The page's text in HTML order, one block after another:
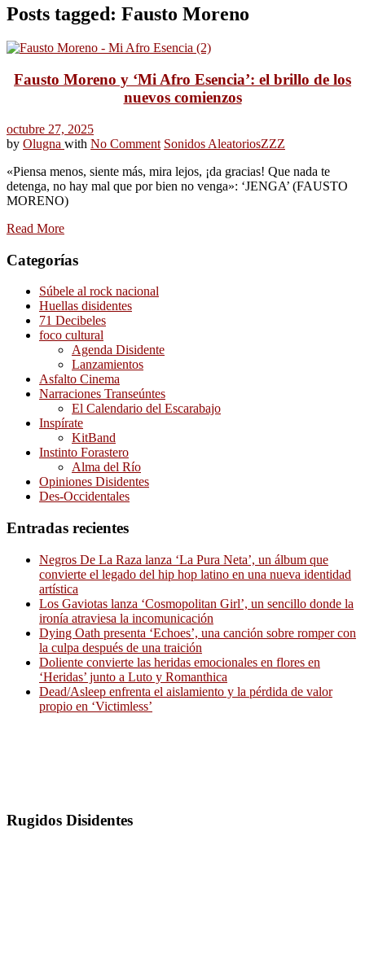
Posts tagged: Fausto Moreno
Fausto Moreno y ‘Mi Afro Esencia’: el brillo de los
nuevos comienzos
octubre 27, 2025
by Olugna with No Comment Sonidos AleatoriosZZZ
«Piensa menos, siente más, mira lejos, ¡da gracias! Que nada te
detenga, no hay mal que por bien no venga»: ‘JENGA’ (FAUSTO
MORENO)
Read More
Categorías
Súbele al rock nacional
Huellas disidentes
71 Decibeles
foco cultural
Agenda Disidente
Lanzamientos
Asfalto Cinema
Narraciones Transeúntes
El Calendario del Escarabajo
Inspírate
KitBand
Instinto Forastero
Alma del Río
Opiniones Disidentes
Des-Occidentales
Entradas recientes
Negros De La Raza lanza ‘La Pura Neta’, un álbum que
convierte el legado del hip hop latino en una nueva identidad
artística
Los Gaviotas lanza ‘Cosmopolitan Girl’, un sencillo donde la
ironía atraviesa la incomunicación
Dying Oath presenta ‘Echoes’, una canción sobre romper con
la culpa después de una traición
Doliente convierte las heridas emocionales en flores en
‘Heridas’ junto a Luto y Romanthica
Dead/Asleep enfrenta el aislamiento y la pérdida de valor
propio en ‘Victimless’
Rugidos Disidentes